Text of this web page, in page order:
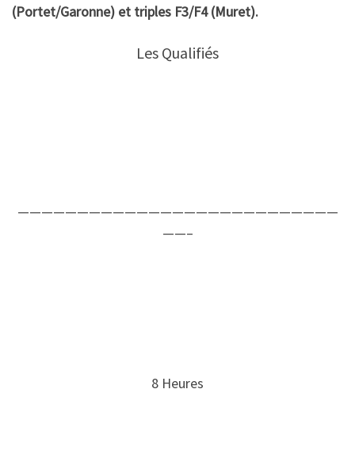
(Portet/Garonne) et triples F3/F4 (Muret).
Les Qualifiés
———————————————————————————
——–
8 Heures